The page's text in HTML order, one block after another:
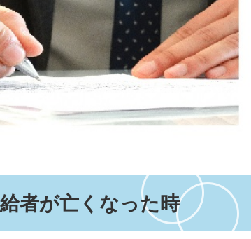
者が亡くなった時